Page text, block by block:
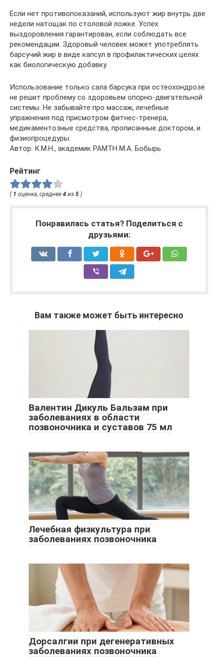
Если нет противопоказаний, используют жир внутрь две
недели натощак по столовой ложке. Успех
выздоровления гарантирован, если соблюдать все
рекомендации. Здоровый человек может употреблять
барсучий жир в виде капсул в профилактических целях
как биологическую добавку.
Использование только сала барсука при остеохондрозе
не решит проблему со здоровьем опорно-двигательной
системы. Не забывайте про массаж, лечебные
упражнения под присмотром фитнес-тренера,
медикаментозные средства, прописанные доктором, и
физиопроцедуры.
Автор: К.М.Н., академик РАМТН М.А. Бобырь
Рейтинг
( 1 оценка, среднее 4 из 5 )
Понравилась статья? Поделиться с
друзьями:
Вам также может быть интересно
Валентин Дикуль Бальзам при
заболеваниях в области
позвоночника и суставов 75 мл
Лечебная физкультура при
заболеваниях позвоночника
Дорсалгии при дегенеративных
заболеваниях позвоночника